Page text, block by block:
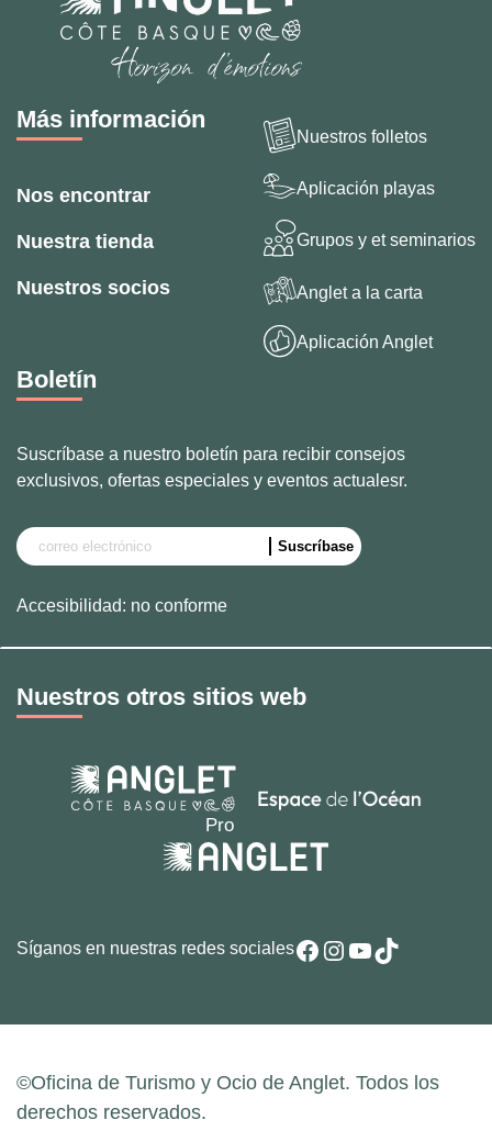
Más información
Nos encontrar
Nuestra tienda
Nuestros socios
Nuestros folletos
Aplicación playas
Grupos y et seminarios
Anglet a la carta
Aplicación Anglet
Boletín
Suscríbase a nuestro boletín para recibir consejos
exclusivos, ofertas especiales y eventos actualesr.
Accesibilidad: no conforme
Nuestros otros sitios web
Síganos en nuestras redes socialesFacebook
Instagram
YouTube
TikTok
©Oficina de Turismo y Ocio de Anglet. Todos los
derechos reservados.